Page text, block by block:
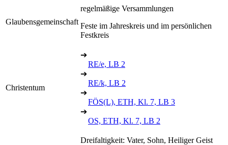
Glaubensgemeinschaft
regelmäßige Versammlungen
Feste im Jahreskreis und im persönlichen
Festkreis
Christentum
➔
RE/e, LB 2
➔
RE/k, LB 2
➔
FÖS(L), ETH, Kl. 7, LB 3
➔
OS, ETH, Kl. 7, LB 2
Dreifaltigkeit: Vater, Sohn, Heiliger Geist